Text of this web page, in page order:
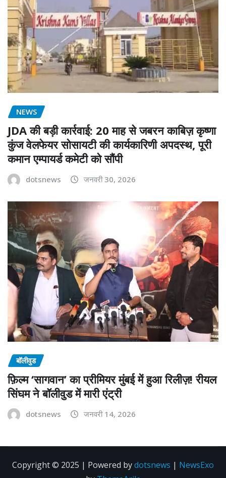
NEWS
JDA की बड़ी कार्रवाई: 20 माह से जबरन काबिज़ कृष्णा
कुंज वेलफेयर सोसायटी की कार्यकारिणी अपदस्थ, पूरी
कमान एम्पायर्ड कमेटी को सौंपी
dotsnews जनवरी 30, 2026
बॉलीवुड
फ़िल्म ‘सागवान’ का प्रीमियर मुंबई में हुआ रिलीज़! रीयल
सिंघम ने बॉलीवुड में मारी एंट्री
dotsnews जनवरी 14, 2026
Copyright © 2025 | Powered bydotsnews | NewsExo